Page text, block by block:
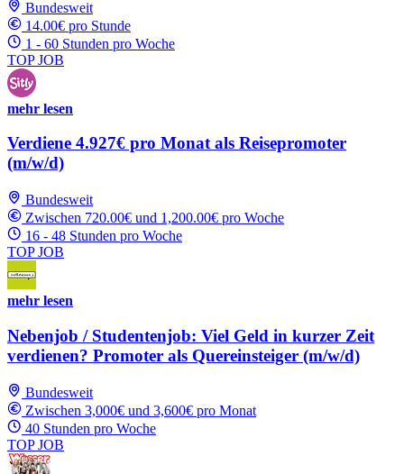
Bundesweit
14.00€ pro Stunde
1 - 60 Stunden pro Woche
TOP JOB
mehr lesen
Verdiene 4.927€ pro Monat als Reisepromoter
(m/w/d)
Bundesweit
Zwischen 720.00€ und 1,200.00€ pro Woche
16 - 48 Stunden pro Woche
TOP JOB
mehr lesen
Nebenjob / Studentenjob: Viel Geld in kurzer Zeit
verdienen? Promoter als Quereinsteiger (m/w/d)
Bundesweit
Zwischen 3,000€ und 3,600€ pro Monat
40 Stunden pro Woche
TOP JOB